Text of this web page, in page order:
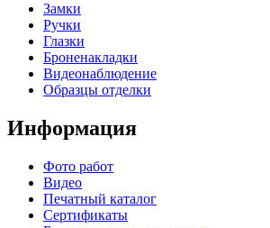
Замки
Ручки
Глазки
Броненакладки
Видеонаблюдение
Образцы отделки
Информация
Фото работ
Видео
Печатный каталог
Сертификаты